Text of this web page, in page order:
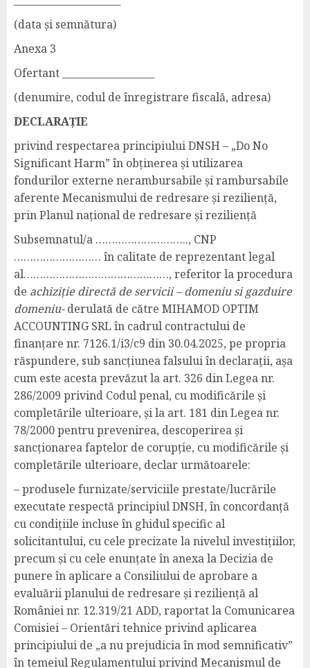
(data și semnătura)
Anexa 3
Ofertant ___________________
(denumire, codul de înregistrare fiscală, adresa)
DECLARAȚIE
privind respectarea principiului DNSH – „Do No
Significant Harm” în obținerea și utilizarea
fondurilor externe nerambursabile și rambursabile
aferente Mecanismului de redresare și reziliență,
prin Planul național de redresare și reziliență
Subsemnatul/a ……………………….., CNP
……………………… în calitate de reprezentant legal
al………………………………………, referitor la procedura
de achiziție directă de servicii – domeniu si gazduire
domeniu-derulată de către MIHAMOD OPTIM
ACCOUNTING SRL în cadrul contractului de
finanțare nr. 7126.1/i3/c9 din 30.04.2025, pe propria
răspundere, sub sancțiunea falsului în declarații, așa
cum este acesta prevăzut la art. 326 din Legea nr.
286/2009 privind Codul penal, cu modificările și
completările ulterioare, și la art. 181 din Legea nr.
78/2000 pentru prevenirea, descoperirea și
sancționarea faptelor de corupție, cu modificările și
completările ulterioare, declar următoarele:
– produsele furnizate/serviciile prestate/lucrările
executate respectă principiul DNSH, în concordanță
cu condițiile incluse în ghidul specific al
solicitantului, cu cele precizate la nivelul investițiilor,
precum și cu cele enunțate în anexa la Decizia de
punere în aplicare a Consiliului de aprobare a
evaluării planului de redresare și reziliență al
României nr. 12.319/21 ADD, raportat la Comunicarea
Comisiei – Orientări tehnice privind aplicarea
principiului de „a nu prejudicia în mod semnificativ”
în temeiul Regulamentului privind Mecanismul de